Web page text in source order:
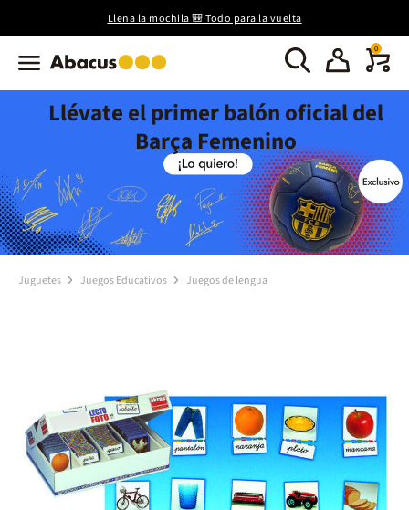
Llena la mochila 🎒 Todo para la vuelta
0
Llévate el primer balón oficial del
Barça Femenino
Juguetes Juegos Educativos Juegos de lengua